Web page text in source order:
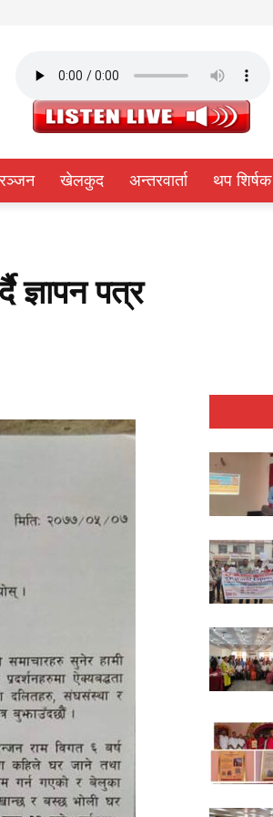
खेलकुद अन्तरवार्ता थप शिर्षक
ज्ञापन पत्र